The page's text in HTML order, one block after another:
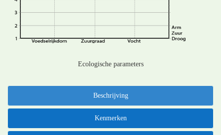
Ecologische parameters
Beschrijving
Kenmerken